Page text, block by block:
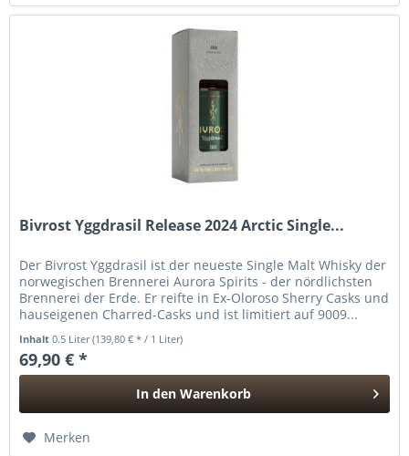
Bivrost Yggdrasil Release 2024 Arctic Single...
Der Bivrost Yggdrasil ist der neueste Single Malt Whisky der
norwegischen Brennerei Aurora Spirits - der nördlichsten
Brennerei der Erde. Er reifte in Ex-Oloroso Sherry Casks und
hauseigenen Charred-Casks und ist limitiert auf 9009...
Inhalt0.5 Liter(139,80 € * / 1 Liter)
69,90 € *
In den Warenkorb
Merken